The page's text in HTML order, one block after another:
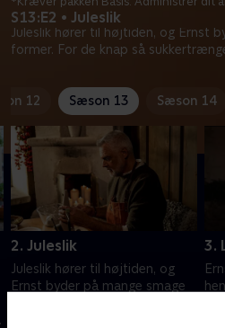
S13:E2 • Juleslik
Juleslik hører til højtiden, og Ernst
former. For de knap så
12 Sæson 13 Sæson 14
2. Juleslik
Juleslik hører til højtiden, og
Ernst byder på mange smage
3.